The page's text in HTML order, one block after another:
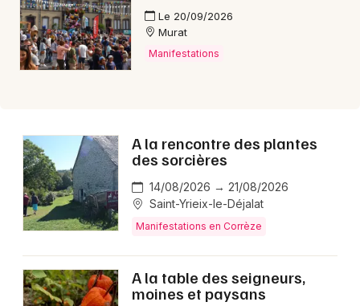
Le 20/09/2026
Murat
Manifestations
A la rencontre des plantes
des sorcières
14/08/2026 → 21/08/2026
Saint-Yrieix-le-Déjalat
Manifestations en Corrèze
A la table des seigneurs,
moines et paysans